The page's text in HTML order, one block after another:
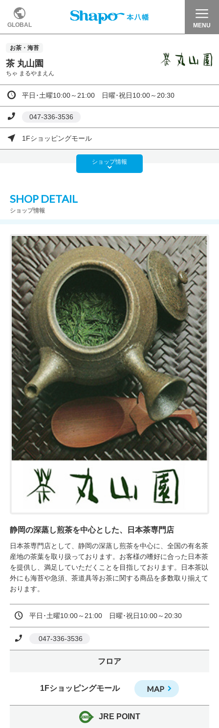
GLOBAL MENU
お茶・海苔
茶 丸山園
ちゃ まるやまえん
平日･土曜10:00～21:00 日曜･祝日10:00～20:30
047-336-3536
1Fショッピングモール
ショップ情報
SHOP DETAIL
ショップ情報
静岡の深蒸し煎茶を中心とした、日本茶専門店
日本茶専門店として、静岡の深蒸し煎茶を中心に、全国の有名茶
産地の茶葉を取り扱っております。お客様の嗜好に合った日本茶
を提供し、満足していただくことを目指しております。日本茶以
外にも海苔や急須、茶道具等お茶に関する商品を多数取り揃えて
おります。
平日･土曜10:00～21:00　日曜･祝日10:00～20:30
047-336-3536
フロア
1Fショッピングモール MAP
JRE POINT